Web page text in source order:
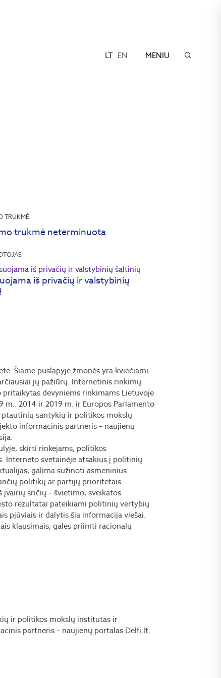
LT EN MENIU
TRUKMĖ
trukmė neterminuota
iš privačių ir valstybinių
Šiame puslapyje žmonės yra kviečiami
jų pažiūrų. Internetinis rinkimų
pritaikytas devyniems rinkimams Lietuvoje
m.. 2014 ir 2019 m. ir Europos Parlamento
santykių ir politikos mokslų
informacinis partneris – naujienų
skirti rinkėjams, politikos
Interneto svetainėje atsakius į politinių
galima sužinoti asmeninius
politikų ar partijų prioritetais.
įvairių sričių – švietimo, sveikatos
rezultatai pateikiami politinių vertybių
pjūviais ir dalytis šia informacija viešai.
klausimais, galės priimti racionalų
ir politikos mokslų institutas ir
partneris – naujienų portalas Delfi.lt.